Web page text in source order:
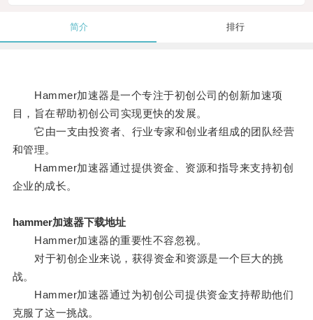
简介 排行
Hammer加速器是一个专注于初创公司的创新加速项
目，旨在帮助初创公司实现更快的发展。
它由一支由投资者、行业专家和创业者组成的团队经营
和管理。
Hammer加速器通过提供资金、资源和指导来支持初创
企业的成长。
hammer加速器下载地址
Hammer加速器的重要性不容忽视。
对于初创企业来说，获得资金和资源是一个巨大的挑
战。
Hammer加速器通过为初创公司提供资金支持帮助他们
克服了这一挑战。